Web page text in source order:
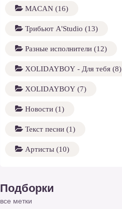
MACAN (16)
Трибьют A'Studio (13)
Разные исполнители (12)
XOLIDAYBOY - Для тебя (8)
XOLIDAYBOY (7)
Новости (1)
Текст песни (1)
Артисты (10)
Подборки
все метки